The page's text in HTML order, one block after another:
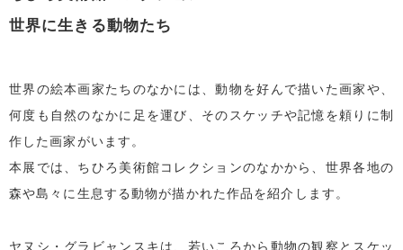
世界に生きる動物たち
世界の絵本画家たちのなかには、動物を好んで描いた画家や、
何度も自然のなかに足を運び、そのスケッチや記憶を頼りに制
作した画家がいます。
本展では、ちひろ美術館コレクションのなかから、世界各地の
森や島々に生息する動物が描かれた作品を紹介します。
ヤヌシ・グラビャンスキは、若いころから動物の観察とスケッ